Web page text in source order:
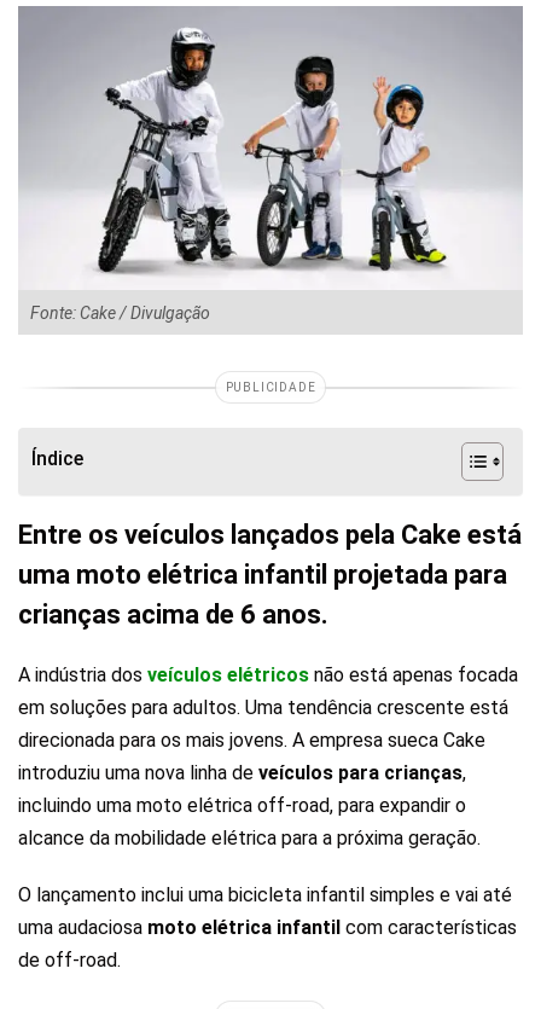
Fonte: Cake / Divulgação
PUBLICIDADE
Índice
Entre os veículos lançados pela Cake está
uma moto elétrica infantil projetada para
crianças acima de 6 anos.
A indústria dos veículos elétricos não está apenas focada
em soluções para adultos. Uma tendência crescente está
direcionada para os mais jovens. A empresa sueca Cake
introduziu uma nova linha de veículos para crianças,
incluindo uma moto elétrica off-road, para expandir o
alcance da mobilidade elétrica para a próxima geração.
O lançamento inclui uma bicicleta infantil simples e vai até
uma audaciosa moto elétrica infantil com características
de off-road.